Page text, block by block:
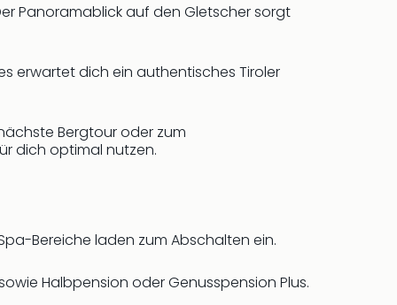
Panoramablick auf den Gletscher sorgt
erwartet dich ein authentisches Tiroler
Bergtour oder zum
dich optimal nutzen.
Bereiche laden zum Abschalten ein.
Halbpension oder Genusspension Plus.